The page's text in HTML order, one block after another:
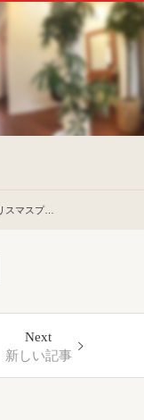
レゼントもらってご機嫌の。。。
Next
新しい記事